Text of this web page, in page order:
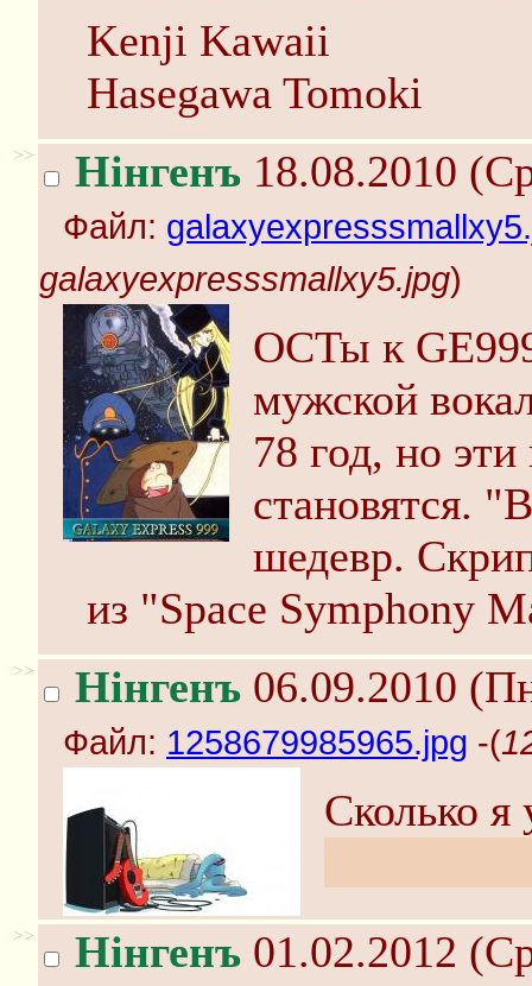
Kenji Kawaii
Hasegawa Tomoki
>> Нінгенъ 18.08.2010
Файл:
galaxyexpresssmallxy5.jpg)
ОСТы к
мужской
78 год, но
становятся.
шедевр.
из "Space Symphony
>> Нінгенъ 06.09.2010
Файл: 1258679985965.jpg -(
Сколько я
>> Нінгенъ 01.02.2012